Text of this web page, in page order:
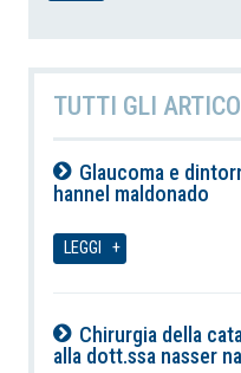
TUTTI GLI
Glaucoma e
hannel maldonado
LEGGI
Chirurgia della
alla dott.ssa nasser